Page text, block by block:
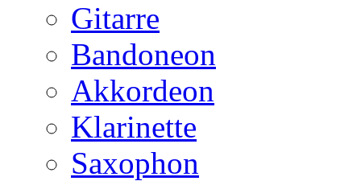
Gitarre
Bandoneon
Akkordeon
Klarinette
Saxophon